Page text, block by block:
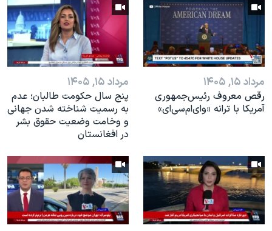
نرگس محمدی برنده جایزه نوبل صلح
همایش محافظه‌کاران آمریکا «سی‌پک»
صفحه‌های ویژه
مرداد ۱۵, ۱۴۰۵
رقص معروف رئیس‌جمهوری
آمریکا با ترانه «وای‌ام‌سی‌ای»
مرداد ۱۵, ۱۴۰۵
پنج سال حکومت طالبان؛ عدم
به رسمیت شناخته شدن جهانی
و وخامت وضعیت حقوق بشر
در افغانستان